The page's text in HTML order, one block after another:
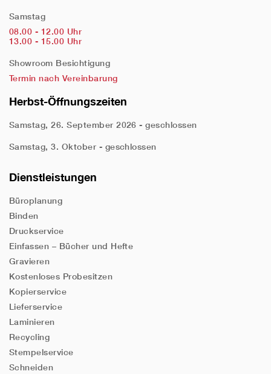
Samstag
08.00 - 12.00 Uhr
13.00 - 15.00 Uhr
Showroom Besichtigung
Termin nach Vereinbarung
Herbst-Öffnungszeiten
Samstag, 26. September 2026 - geschlossen
Samstag, 3. Oktober - geschlossen
Dienstleistungen
Büroplanung
Binden
Druckservice
Einfassen – Bücher und Hefte
Gravieren
Kostenloses Probesitzen
Kopierservice
Lieferservice
Laminieren
Recycling
Stempelservice
Schneiden